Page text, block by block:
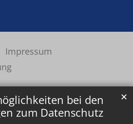
bei den
zum Datenschutz
✕
Impressum